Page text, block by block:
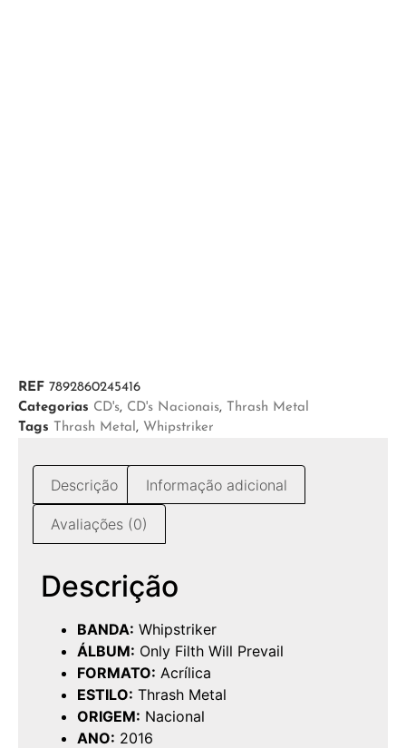
REF 7892860245416
Categorias CD's, CD's Nacionais, Thrash Metal
Tags Thrash Metal , Whipstriker
Descrição Informação adicional
Avaliações (0)
Descrição
BANDA: Whipstriker
ÁLBUM: Only Filth Will Prevail
FORMATO: Acrílica
ESTILO: Thrash Metal
ORIGEM: Nacional
ANO: 2016